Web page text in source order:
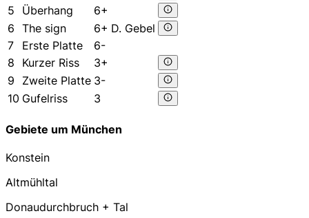
5
Überhang
6+
6 The sign 6+ D. Gebel
7
Erste Platte
6-
8
Kurzer Riss
3+
9
Zweite Platte 3-
10 Gufelriss 3
Gebiete um München
Konstein
Altmühltal
Donaudurchbruch + Tal